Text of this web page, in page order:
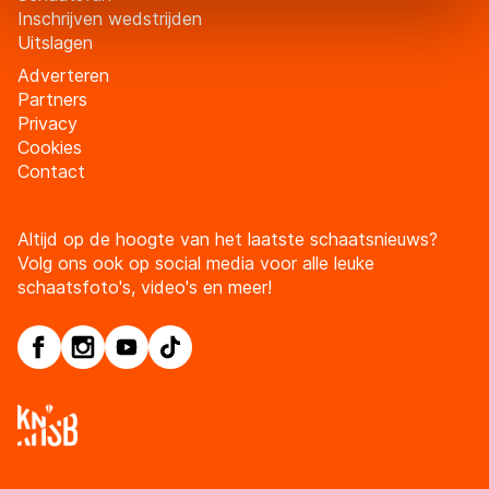
Door op ‘Toestaan’ te klikken, stemt u in met deze
overdracht. Meer informatie vindt u in ons
Inschrijven wedstrijden
Uitslagen
Adverteren
Partners
Privacy
Cookies
Contact
Altijd op de hoogte van het laatste schaatsnieuws?
Volg ons ook op social media voor alle leuke
schaatsfoto's, video's en meer!